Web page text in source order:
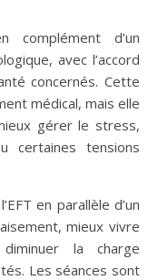
avec l’accord
concernés. Cette
médical, mais elle
gérer le stress,
certaines tensions
en parallèle d’un
mieux vivre
la charge
Les séances sont